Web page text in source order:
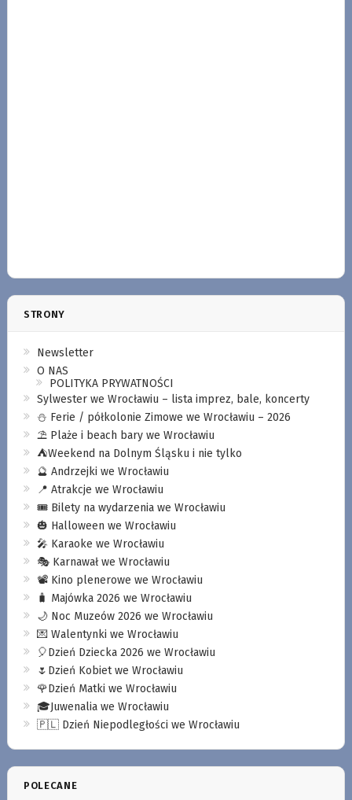
STRONY
Newsletter
O NAS
POLITYKA PRYWATNOŚCI
Sylwester we Wrocławiu – lista imprez, bale, koncerty
⛄️ Ferie / półkolonie Zimowe we Wrocławiu – 2026
⛱️ Plaże i beach bary we Wrocławiu
⛺️Weekend na Dolnym Śląsku i nie tylko
🔮 Andrzejki we Wrocławiu
📍 Atrakcje we Wrocławiu
🎟️ Bilety na wydarzenia we Wrocławiu
🎃 Halloween we Wrocławiu
🎤 Karaoke we Wrocławiu
🎭 Karnawał we Wrocławiu
📽️ Kino plenerowe we Wrocławiu
🧳 Majówka 2026 we Wrocławiu
🌙 Noc Muzeów 2026 we Wrocławiu
💌 Walentynki we Wrocławiu
🎈Dzień Dziecka 2026 we Wrocławiu
🌷Dzień Kobiet we Wrocławiu
🌹Dzień Matki we Wrocławiu
🎓Juwenalia we Wrocławiu
🇵🇱 Dzień Niepodległości we Wrocławiu
POLECANE